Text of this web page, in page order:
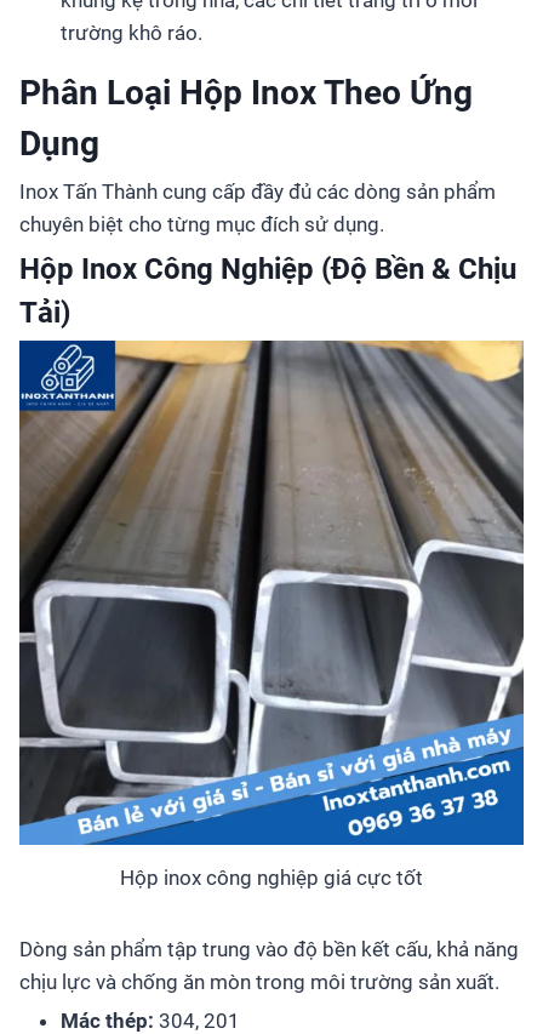
trường khô ráo.
Phân Loại Hộp Inox Theo Ứng
Dụng
Inox Tấn Thành cung cấp đầy đủ các dòng sản phẩm
chuyên biệt cho từng mục đích sử dụng.
Hộp Inox Công Nghiệp (Độ Bền & Chịu
Tải)
Hộp inox công nghiệp giá cực tốt
Dòng sản phẩm tập trung vào độ bền kết cấu, khả năng
chịu lực và chống ăn mòn trong môi trường sản xuất.
Mác thép: 304, 201